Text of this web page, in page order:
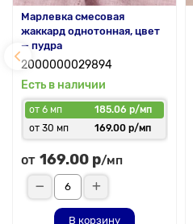
Марлевка смесовая
жаккард однотонная, цвет
— пудра
2000000029894
Есть в наличии
от 6 мп
185.06 р/мп
от 30 мп
169.00 р/мп
от 169.00 р/мп
В корзину